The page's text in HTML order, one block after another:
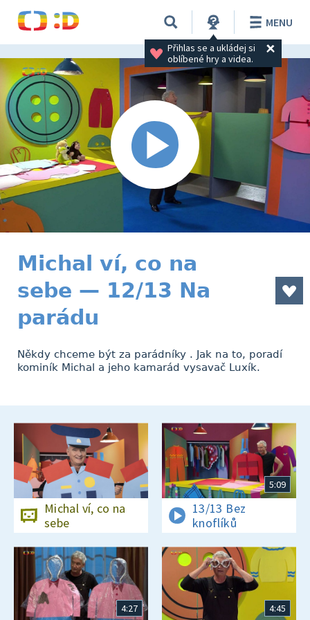
Přihlas se a ukládej si
oblíbené hry a videa.
MENU
Michal ví, co na
sebe — 12/13 Na
parádu
Někdy chceme být za parádníky . Jak na to, poradí
kominík Michal a jeho kamarád vysavač Luxík.
Michal ví, co na
sebe
5:09
13/13 Bez
knoflíků
4:27 4:45